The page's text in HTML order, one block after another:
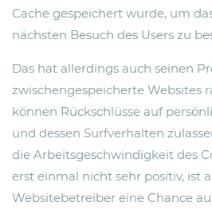
Cache gespeichert wurde, um
nächsten Besuch des Users zu
Das hat allerdings auch seinen
zwischengespeicherte Websites
können Rückschlüsse auf
und dessen Surfverhalten
die Arbeitsgeschwindigkeit des
erst einmal nicht sehr positiv, ist
Websitebetreiber eine Chance